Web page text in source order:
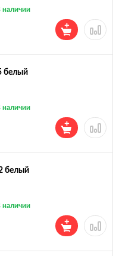
наличии
белый
наличии
белый
наличии